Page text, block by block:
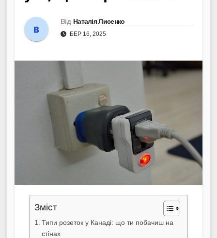
Від Наталія Лисенко
БЕР 16, 2025
Зміст
Типи розеток у Канаді: що ти побачиш на
стінах